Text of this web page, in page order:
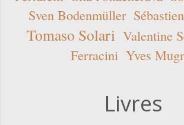
Sven Bodenmüller
Tomaso Solari Valentine
Ferracini Yves
Livres